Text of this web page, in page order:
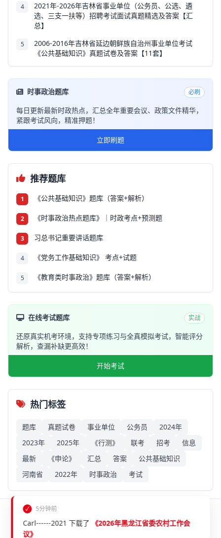
4
2021年-2026年吉林省事业单位（公务员、公选、遴
选、三支一扶等）招聘考试面试真题精选及答案【汇
总】
5
2006-2016年吉林省延边朝鲜族自治州事业单位考试
《公共基础知识》真题试卷及答案【11套】
时事政治题库 必刷
每日更新最新时政热点，汇总全年重要会议、政策文件精华，
紧跟考试风向，精准押题！
立即刷题
推荐题库
1 《公共基础知识》题库（答案+解析）
2 《时事政治热点题库》｜时政考点+预测题
3 习总书记重要讲话题库
4 《党务工作基础知识》 考点+试题
5 《教育类时事政治》题库（答案+解析）
在线考试题库 实战
还原真实机考环境，支持专项练习与全真模拟考试，智能评分
解析，查漏补缺更高效！
开始考试
热门标签
题库 真题试卷 事业单位 公务员
2024年
2023年
2025年 《行测》 联考 招考
信息
最新
《申论》 汇总 答案
公共基础知识
河南省
2022年 时事政治 考试
✓ 5分钟前
Carl------2021 下载了
《2026年黑龙江省委农村工作会
议》